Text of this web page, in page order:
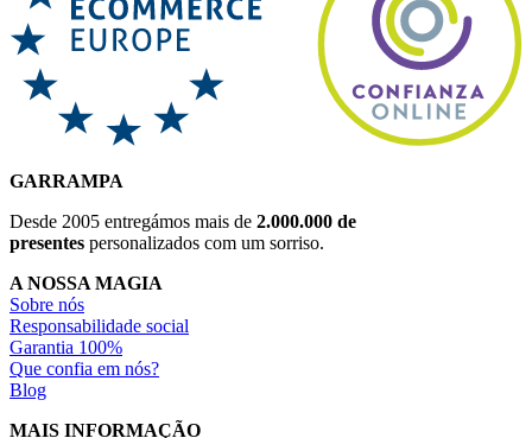
GARRAMPA
Desde 2005 entregámos mais de 2.000.000 de
presentes personalizados com um sorriso.
A NOSSA MAGIA
Sobre nós
Responsabilidade social
Garantia 100%
Que confia em nós?
Blog
MAIS INFORMAÇÃO